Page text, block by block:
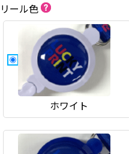
リール色
ホワイト